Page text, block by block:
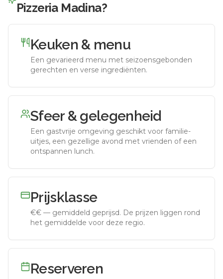
Pizzeria Madina?
Keuken & menu
Een gevarieerd menu met seizoensgebonden
gerechten en verse ingrediënten.
Sfeer & gelegenheid
Een gastvrije omgeving geschikt voor familie-
uitjes, een gezellige avond met vrienden of een
ontspannen lunch.
Prijsklasse
€€ — gemiddeld geprijsd. De prijzen liggen rond
het gemiddelde voor deze regio.
Reserveren